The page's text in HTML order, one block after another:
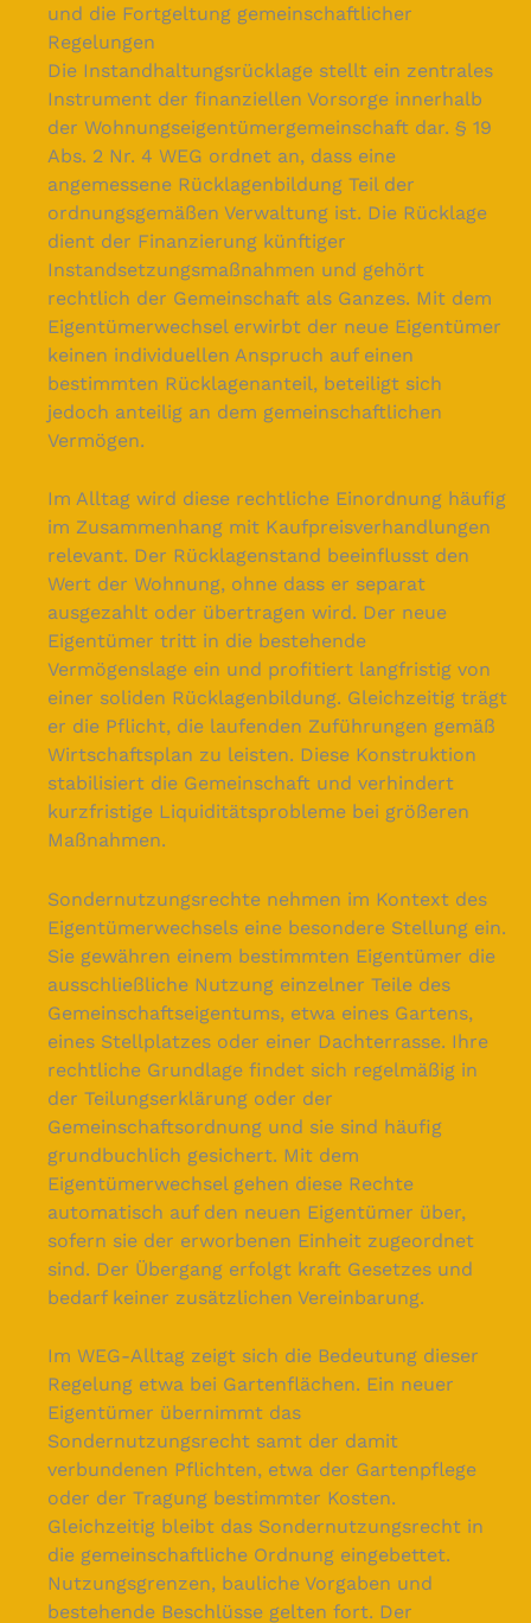
und die Fortgeltung gemeinschaftlicher
Regelungen
Die Instandhaltungsrücklage stellt ein zentrales
Instrument der finanziellen Vorsorge innerhalb
der Wohnungseigentümergemeinschaft dar. § 19
Abs. 2 Nr. 4 WEG ordnet an, dass eine
angemessene Rücklagenbildung Teil der
ordnungsgemäßen Verwaltung ist. Die Rücklage
dient der Finanzierung künftiger
Instandsetzungsmaßnahmen und gehört
rechtlich der Gemeinschaft als Ganzes. Mit dem
Eigentümerwechsel erwirbt der neue Eigentümer
keinen individuellen Anspruch auf einen
bestimmten Rücklagenanteil, beteiligt sich
jedoch anteilig an dem gemeinschaftlichen
Vermögen.
Im Alltag wird diese rechtliche Einordnung häufig
im Zusammenhang mit Kaufpreisverhandlungen
relevant. Der Rücklagenstand beeinflusst den
Wert der Wohnung, ohne dass er separat
ausgezahlt oder übertragen wird. Der neue
Eigentümer tritt in die bestehende
Vermögenslage ein und profitiert langfristig von
einer soliden Rücklagenbildung. Gleichzeitig trägt
er die Pflicht, die laufenden Zuführungen gemäß
Wirtschaftsplan zu leisten. Diese Konstruktion
stabilisiert die Gemeinschaft und verhindert
kurzfristige Liquiditätsprobleme bei größeren
Maßnahmen.
Sondernutzungsrechte nehmen im Kontext des
Eigentümerwechsels eine besondere Stellung ein.
Sie gewähren einem bestimmten Eigentümer die
ausschließliche Nutzung einzelner Teile des
Gemeinschaftseigentums, etwa eines Gartens,
eines Stellplatzes oder einer Dachterrasse. Ihre
rechtliche Grundlage findet sich regelmäßig in
der Teilungserklärung oder der
Gemeinschaftsordnung und sie sind häufig
grundbuchlich gesichert. Mit dem
Eigentümerwechsel gehen diese Rechte
automatisch auf den neuen Eigentümer über,
sofern sie der erworbenen Einheit zugeordnet
sind. Der Übergang erfolgt kraft Gesetzes und
bedarf keiner zusätzlichen Vereinbarung.
Im WEG-Alltag zeigt sich die Bedeutung dieser
Regelung etwa bei Gartenflächen. Ein neuer
Eigentümer übernimmt das
Sondernutzungsrecht samt der damit
verbundenen Pflichten, etwa der Gartenpflege
oder der Tragung bestimmter Kosten.
Gleichzeitig bleibt das Sondernutzungsrecht in
die gemeinschaftliche Ordnung eingebettet.
Nutzungsgrenzen, bauliche Vorgaben und
bestehende Beschlüsse gelten fort. Der